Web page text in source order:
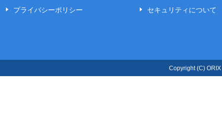
プライバシーポリシー
セキュリティについて
Copyright (C)